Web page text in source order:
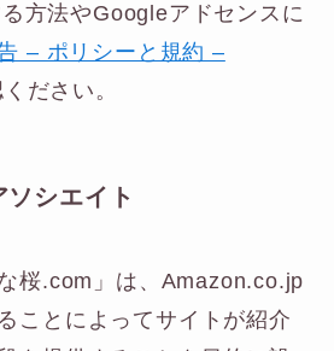
方法やGoogleアドセンスに
– ポリシーと規約 –
ださい。
シエイト
桜.com」は、Amazon.co.jp
ことによってサイトが紹介